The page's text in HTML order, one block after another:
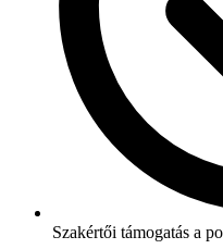
Szakértői támogatás a